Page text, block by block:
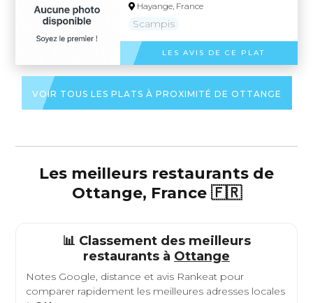
Hayange, France
Scampis
LES AVIS DE CE PLAT
VOIR TOUS LES PLATS À PROXIMITÉ DE OTTANGE
Les meilleurs restaurants de
Ottange, France 🇫🇷
📊 Classement des meilleurs
restaurants à Ottange
Notes Google, distance et avis Rankeat pour
comparer rapidement les meilleures adresses locales